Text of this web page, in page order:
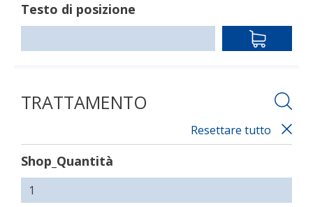
EN 10088-3,EN 10278
geschliffen h9
Testo di posizione
IN
TRATTAMENTO
Resettare tutto
Shop_Quantità